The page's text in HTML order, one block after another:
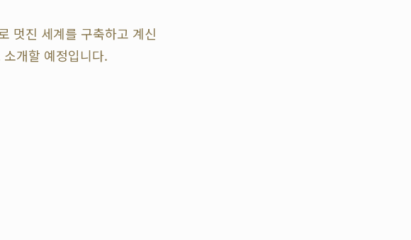
멋진 세계를 구축하고 계신
개할 예정입니다.